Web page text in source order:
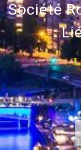
Société